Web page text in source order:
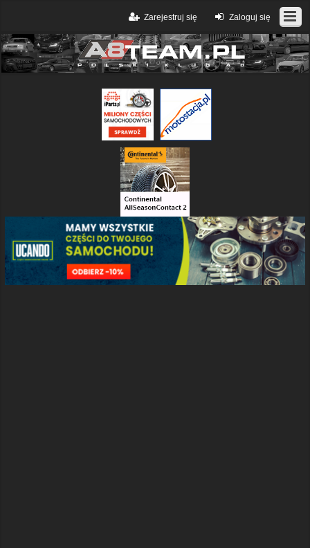
Zaloguj się
Zarejestruj się